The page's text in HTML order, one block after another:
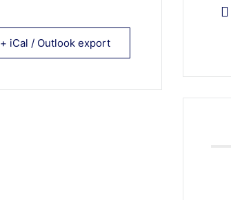
+ iCal / Outlook export